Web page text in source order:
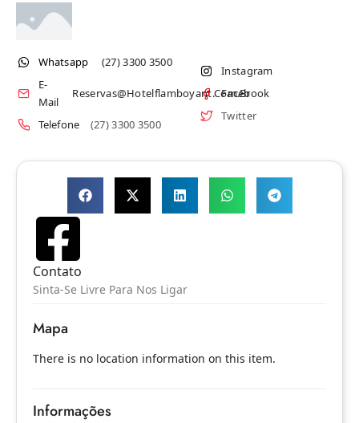
Whatsapp
(27) 3300 3500
E-
Mail
Reservas@hotelflamboyant.com.br
Telefone (27) 3300 3500
Instagram
Facebook
Twitter
Contato
Sinta-Se Livre Para Nos Ligar
Mapa
There is no location information on this item.
Informações